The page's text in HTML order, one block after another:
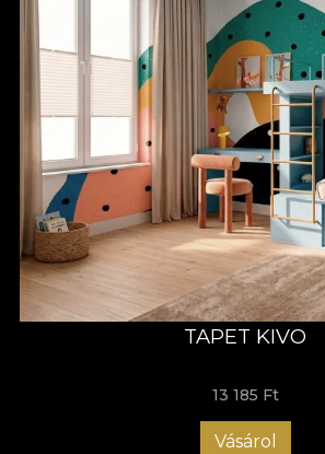
TAPET KIVO
13 185 Ft
Vásárol